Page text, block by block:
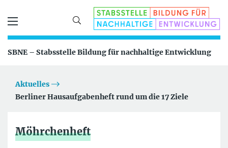
SBNE – Stabsstelle Bildung für nachhaltige Entwicklung
Aktuelles
Berliner Hausaufgabenheft rund um die 17 Ziele
Möhrchenheft